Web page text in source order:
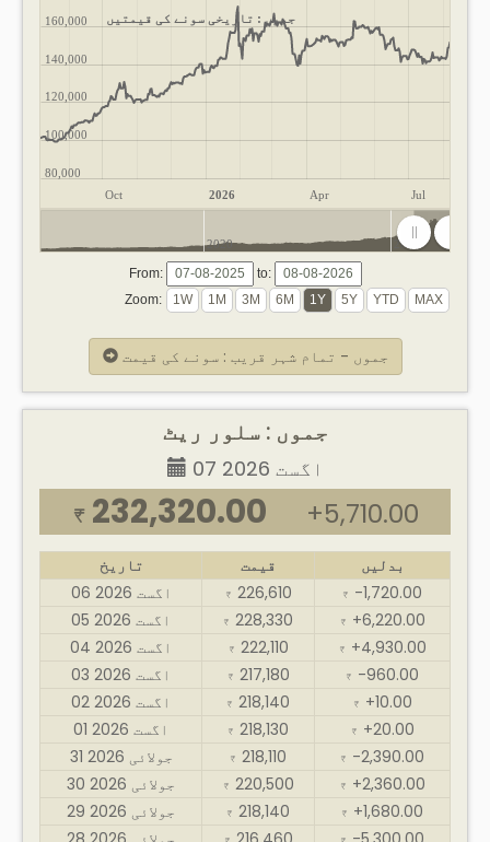
جموں : تاریخی سونے کی قیمتیں
Oct 2026 Apr Jul
80,000
100,000
120,000
140,000
160,000
2020 2025
From:
to:
Zoom:
جموں - تمام شہر قریب : سونے کی قیمت
جموں : سلور ریٹ
07 اگست 2026
₹ 232,320.00 +5,710.00
تاریخ قیمت
بدلیں
06 اگست 2026
₹ 226,610 ₹ -1,720.00
05 اگست 2026
₹ 228,330 ₹ +6,220.00
04 اگست 2026
₹ 222,110 ₹ +4,930.00
03 اگست 2026
₹ 217,180 ₹ -960.00
02 اگست 2026
₹ 218,140 ₹ +10.00
01 اگست 2026
₹ 218,130 ₹ +20.00
31 جولائی 2026
₹ 218,110 ₹ -2,390.00
30 جولائی 2026
₹ 220,500 ₹ +2,360.00
29 جولائی 2026
₹ 218,140 ₹ +1,680.00